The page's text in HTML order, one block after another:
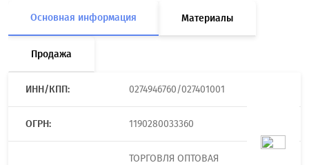
Основная информация Материалы
Продажа
ИНН/КПП: 0274946760/027401001
ОГРН: 1190280033360
ТОРГОВЛЯ ОПТОВАЯ